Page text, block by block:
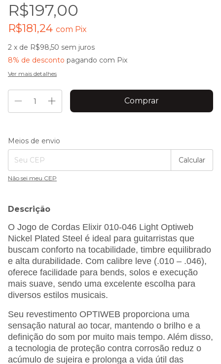
R$197,00
R$181,24 com Pix
2 x de R$98,50 sem juros
8% de desconto pagando com Pix
Ver mais detalhes
Entregas para o CEP:
Meios de envio
Calcular
Não sei meu CEP
Descrição
O Jogo de Cordas Elixir 010-046 Light Optiweb
Nickel Plated Steel é ideal para guitarristas que
buscam conforto na tocabilidade, timbre equilibrado
e alta durabilidade. Com calibre leve (.010 – .046),
oferece facilidade para bends, solos e execução
mais suave, sendo uma excelente escolha para
diversos estilos musicais.
Seu revestimento OPTIWEB proporciona uma
sensação natural ao tocar, mantendo o brilho e a
definição do som por muito mais tempo. Além disso,
a tecnologia de proteção contra corrosão reduz o
acúmulo de sujeira e prolonga a vida útil das